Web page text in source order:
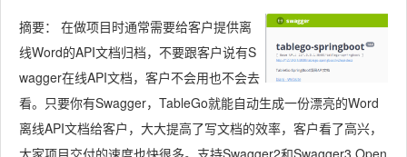
摘要： 在做项目时通常需要给客户提供离
线Word的API文档归档，不要跟客户说有S
wagger在线API文档，客户不会用也不会去
看。只要你有Swagger，TableGo就能自动生成一份漂亮的Word
离线API文档给客户，大大提高了写文档的效率，客户看了高兴，
大家项目交付的速度也快很多。支持Swagger2和Swagger3 Open